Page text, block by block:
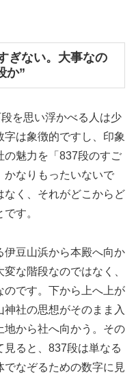
ぎない。大事なの
か”
を思い浮かべる人は少
は象徴的ですし、印象
の魅力を「837段のすご
かなりもったいないで
なく、それがどこからど
す。
伊豆山浜から本殿へ向か
な階段なのではなく、
のです。下から上へ上が
社の思想がそのまま入
地から社へ向かう。その
ると、837段は単なる
なぞるための数字に見